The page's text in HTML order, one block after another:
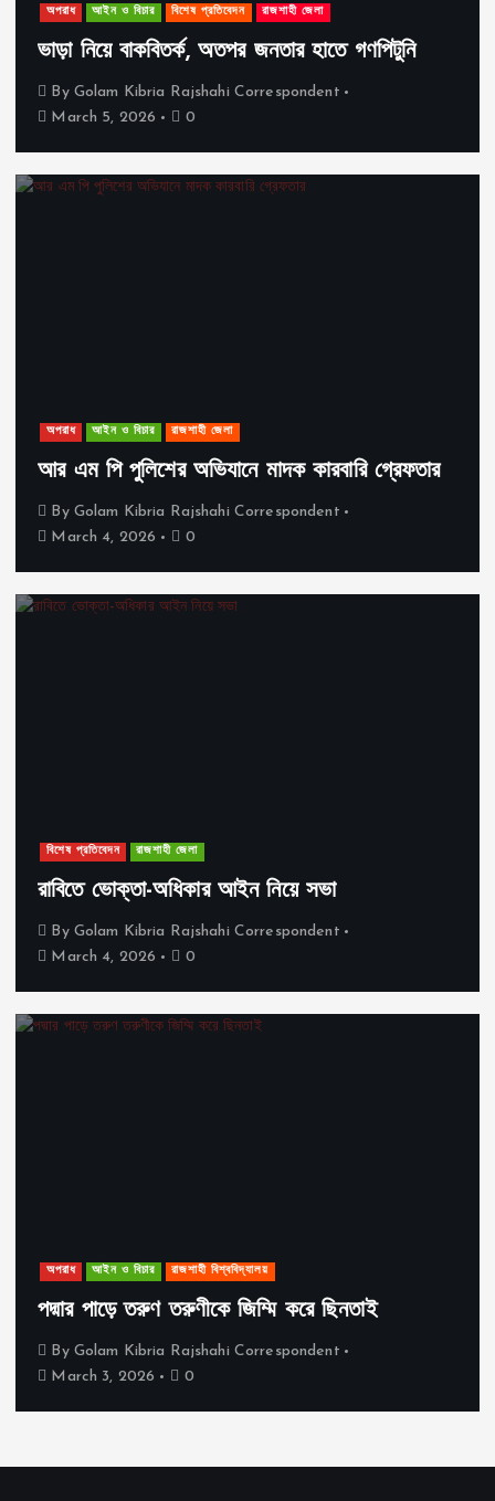
অপরাধ আইন ও বিচার বিশেষ প্রতিবেদন রাজশাহী জেলা
ভাড়া নিয়ে বাকবিতর্ক, অতপর জনতার হাতে গণপিটুনি
By Golam Kibria Rajshahi Correspondent
March 5, 2026
0
অপরাধ আইন ও বিচার রাজশাহী জেলা
আর এম পি পুলিশের অভিযানে মাদক কারবারি গ্রেফতার
By Golam Kibria Rajshahi Correspondent
March 4, 2026
0
বিশেষ প্রতিবেদন রাজশাহী জেলা
রাবিতে ভোক্তা-অধিকার আইন নিয়ে সভা
By Golam Kibria Rajshahi Correspondent
March 4, 2026
0
অপরাধ আইন ও বিচার রাজশাহী বিশ্ববিদ্যালয়
পদ্মার পাড়ে তরুণ তরুণীকে জিম্মি করে ছিনতাই
By Golam Kibria Rajshahi Correspondent
March 3, 2026
0